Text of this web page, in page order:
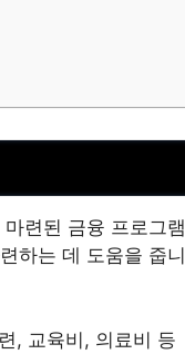
련된 금융 프로그램
하는 데 도움을 줍니
, 교육비, 의료비 등